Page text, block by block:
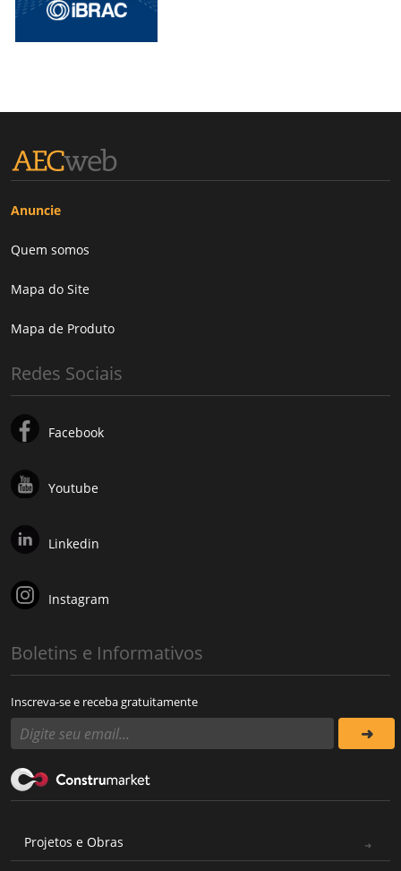
Anuncie
Quem somos
Mapa do Site
Mapa de Produto
Redes Sociais
Facebook
Youtube
Linkedin
Instagram
Boletins e Informativos
Inscreva-se e receba gratuitamente
Projetos e Obras